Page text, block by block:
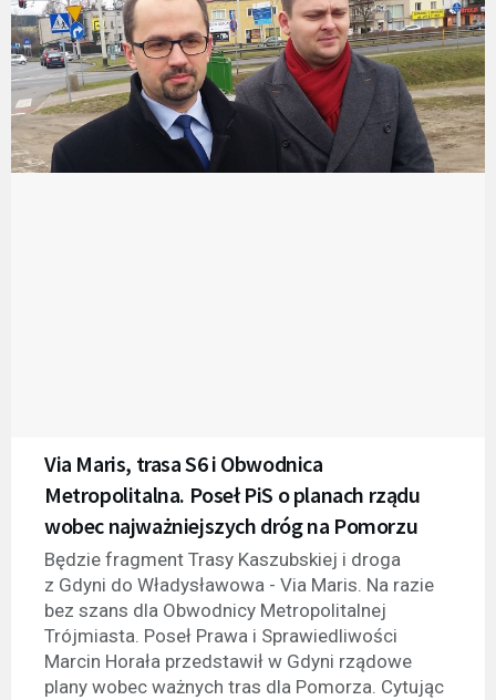
Via Maris, trasa S6 i Obwodnica
Metropolitalna. Poseł PiS o planach rządu
wobec najważniejszych dróg na Pomorzu
Będzie fragment Trasy Kaszubskiej i droga
z Gdyni do Władysławowa - Via Maris. Na razie
bez szans dla Obwodnicy Metropolitalnej
Trójmiasta. Poseł Prawa i Sprawiedliwości
Marcin Horała przedstawił w Gdyni rządowe
plany wobec ważnych tras dla Pomorza. Cytując